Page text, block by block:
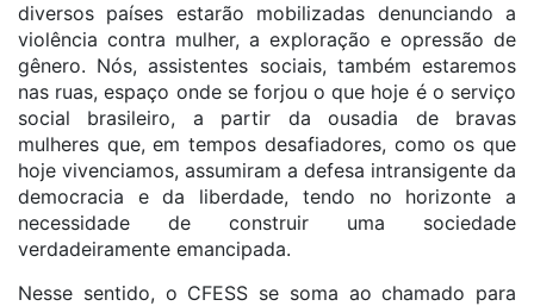
diversos países estarão mobilizadas denunciando a
violência contra mulher, a exploração e opressão de
gênero. Nós, assistentes sociais, também estaremos
nas ruas, espaço onde se forjou o que hoje é o serviço
social brasileiro, a partir da ousadia de bravas
mulheres que, em tempos desafiadores, como os que
hoje vivenciamos, assumiram a defesa intransigente da
democracia e da liberdade, tendo no horizonte a
necessidade de construir uma sociedade
verdadeiramente emancipada.
Nesse sentido, o CFESS se soma ao chamado para